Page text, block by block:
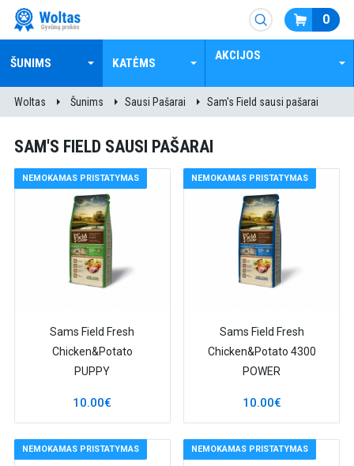
0
ŠUNIMS KATĖMS
AKCIJOS
Woltas Šunims Sausi Pašarai Sam's Field sausi pašarai
SAM'S FIELD SAUSI PAŠARAI
NEMOKAMAS PRISTATYMAS
Sams Field Fresh
Chicken&Potato
PUPPY
10.00€
NEMOKAMAS PRISTATYMAS
Sams Field Fresh
Chicken&Potato 4300
POWER
10.00€
NEMOKAMAS PRISTATYMAS NEMOKAMAS PRISTATYMAS